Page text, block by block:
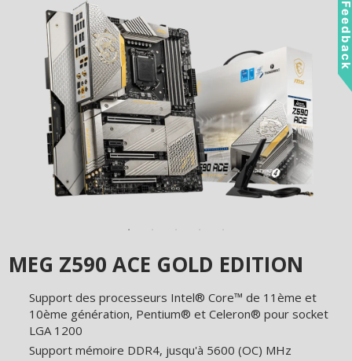
MEG Z590 ACE GOLD EDITION
Support des processeurs Intel® Core™ de 11ème et
10ème génération, Pentium® et Celeron® pour socket
LGA 1200
Support mémoire DDR4, jusqu'à 5600 (OC) MHz